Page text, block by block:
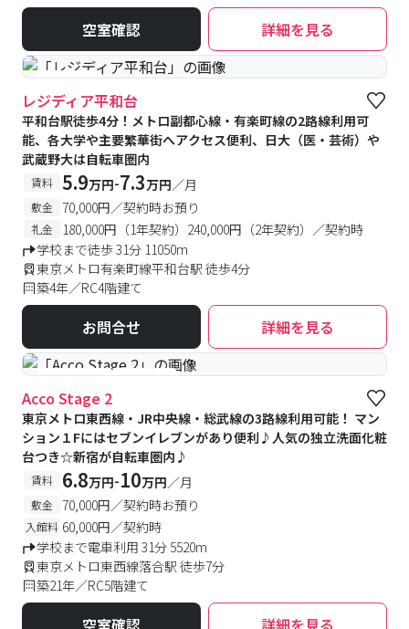
空室確認 詳細を見る
#食事付き
レジディア平和台
平和台駅徒歩4分！メトロ副都心線・有楽町線の2路線利用可
能、各大学や主要繁華街へアクセス便利、日大（医・芸術）や
武蔵野大は自転車圏内
賃料 5.9万円-7.3万円／月
敷金 70,000円／契約時お預り
礼金
180,000円（1年契約）240,000円（2年契約）／契約時
学校まで徒歩 31分 11050m
東京メトロ有楽町線平和台駅 徒歩4分
築4年／RC4階建て
お問合せ 詳細を見る
#予約受付中 #空室待ち
Acco Stage 2
東京メトロ東西線・JR中央線・総武線の3路線利用可能！ マン
ション１Fにはセブンイレブンがあり便利♪人気の独立洗面化粧
台つき☆新宿が自転車圏内♪
賃料 6.8万円-10万円／月
敷金 70,000円／契約時お預り
入館料 60,000円／契約時
学校まで電車利用 31分 5520m
東京メトロ東西線落合駅 徒歩7分
築21年／RC5階建て
空室確認 詳細を見る